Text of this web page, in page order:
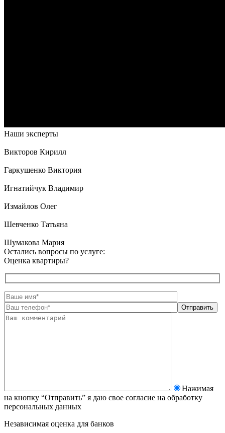
Наши эксперты
Викторов Кирилл
Гаркушенко Виктория
Игнатийчук Владимир
Измайлов Олег
Шевченко Татьяна
Шумакова Мария
Остались вопросы по услуге:
Оценка квартиры?
Нажимая
на кнопку “Отправить” я даю свое согласие на обработку
персональных данных
Независимая оценка для банков